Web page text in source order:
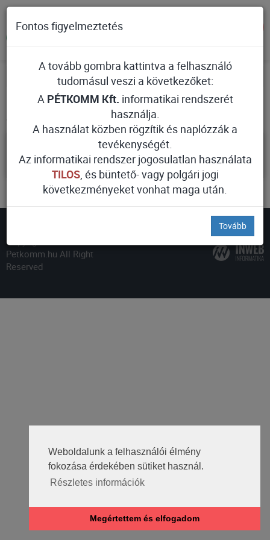
Weboldalunk a felhasználói élmény
fokozása érdekében sütiket használ.
Részletes információk
Megértettem és elfogadom
Galéria
Galéria
2010. évi beruházás (KEOP-5.4.0/09)
Copyright © 2018
Petkomm.hu All Right
Reserved
Fontos figyelmeztetés
A tovább gombra kattintva a felhasználó
tudomásul veszi a következőket:
A PÉTKOMM Kft. informatikai rendszerét
használja.
A használat közben rögzítik és naplózzák a
tevékenységét.
Az informatikai rendszer jogosulatlan használata
TILOS, és büntető- vagy polgári jogi
következményeket vonhat maga után.
Tovább